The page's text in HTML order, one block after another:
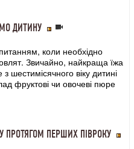
ДИТИНУ
коли необхідно
Звичайно, найкраща їжа
віку дитині
фруктові чи овочеві пюре
ПРОТЯГОМ ПЕРШИХ ПІВРОКУ